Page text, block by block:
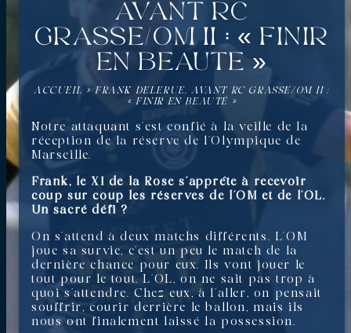
avant RC
Grasse/OM II : « Finir
en beauté »
ACCUEIL »FRANK DELERUE, AVANT RC GRASSE/OM II :
« FINIR EN BEAUTÉ »
Notre attaquant s’est confié à la veille de la
réception de la réserve de l’Olympique de
Marseille.
Frank, le XI de la Rose s’apprête à recevoir
coup sur coup les réserves de l’OM et de l’OL.
Un sacré défi ?
On s’attend à deux matchs différents. L’OM
joue sa survie, c’est un peu le match de la
dernière chance pour eux. Ils vont jouer le
tout pour le tout. L’OL, on ne sait pas trop à
quoi s’attendre. Chez eux, à l’aller, on pensait
souffrir, courir derrière le ballon, mais ils
nous ont finalement laissé la possession.